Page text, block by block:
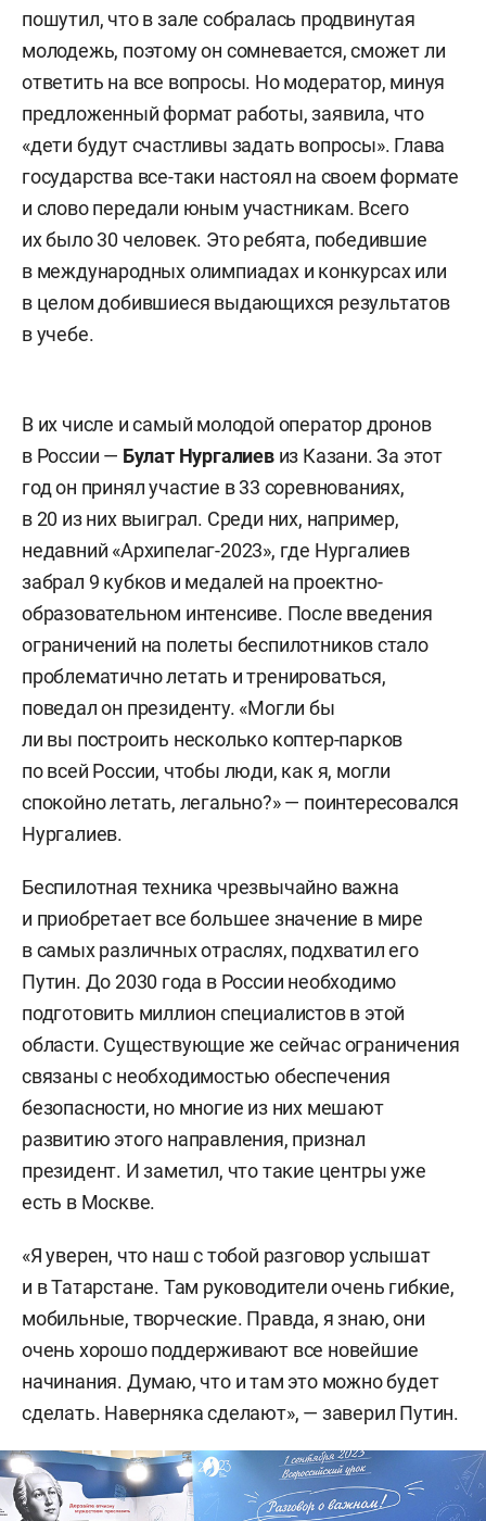
пошутил, что в зале собралась продвинутая
молодежь, поэтому он сомневается, сможет ли
ответить на все вопросы. Но модератор, минуя
предложенный формат работы, заявила, что
«дети будут счастливы задать вопросы». Глава
государства все-таки настоял на своем формате
и слово передали юным участникам. Всего
их было 30 человек. Это ребята, победившие
в международных олимпиадах и конкурсах или
в целом добившиеся выдающихся результатов
в учебе.
В их числе и самый молодой оператор дронов
в России — Булат Нургалиевиз Казани. За этот
год он принял участие в 33 соревнованиях,
в 20 из них выиграл. Среди них, например,
недавний «Архипелаг-2023», где Нургалиев
забрал 9 кубков и медалей на проектно-
образовательном интенсиве. После введения
ограничений на полеты беспилотников стало
проблематично летать и тренироваться,
поведал он президенту. «Могли бы
ли вы построить несколько коптер-парков
по всей России, чтобы люди, как я, могли
спокойно летать, легально?» — поинтересовался
Нургалиев.
Беспилотная техника чрезвычайно важна
и приобретает все большее значение в мире
в самых различных отраслях, подхватил его
Путин. До 2030 года в России необходимо
подготовить миллион специалистов в этой
области. Существующие же сейчас ограничения
связаны с необходимостью обеспечения
безопасности, но многие из них мешают
развитию этого направления, признал
президент. И заметил, что такие центры уже
есть в Москве.
«Я уверен, что наш с тобой разговор услышат
и в Татарстане. Там руководители очень гибкие,
мобильные, творческие. Правда, я знаю, они
очень хорошо поддерживают все новейшие
начинания. Думаю, что и там это можно будет
сделать. Наверняка сделают», — заверил Путин.